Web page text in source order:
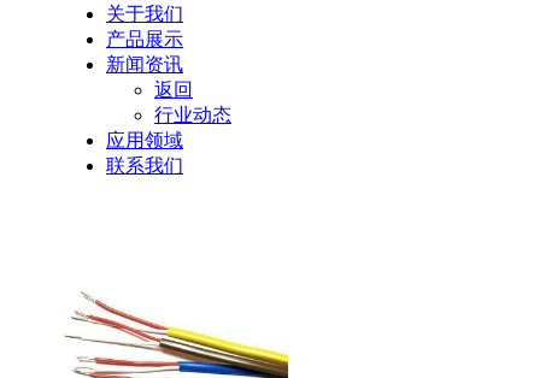
关于我们
产品展示
新闻资讯
返回
行业动态
应用领域
联系我们